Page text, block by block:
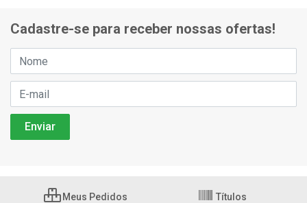
Cadastre-se para receber nossas ofertas!
Meus Pedidos Títulos